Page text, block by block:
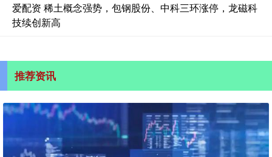
爱配资 稀土概念强势，包钢股份、中科三环涨停，龙磁科
技续创新高
推荐资讯